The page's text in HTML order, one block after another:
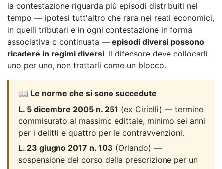
la contestazione riguarda più episodi distribuiti nel
tempo — ipotesi tutt'altro che rara nei reati economici,
in quelli tributari e in ogni contestazione in forma
associativa o continuata — episodi diversi possono
ricadere in regimi diversi. Il difensore deve collocarli
uno per uno, non trattarli come un blocco.
📖 Le norme che si sono succedute
L. 5 dicembre 2005 n. 251 (ex Cirielli) — termine
commisurato al massimo edittale, minimo sei anni
per i delitti e quattro per le contravvenzioni.
L. 23 giugno 2017 n. 103 (Orlando) —
sospensione del corso della prescrizione per un